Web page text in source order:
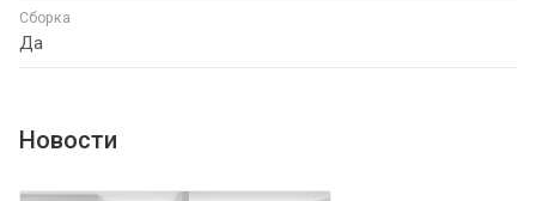
Сборка
Да
Новости